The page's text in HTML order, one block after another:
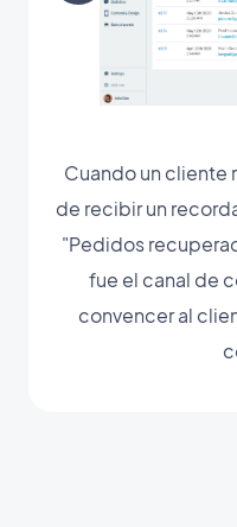
Cuando un cliente
de recibir un
"Pedidos
fue el canal de
convencer al